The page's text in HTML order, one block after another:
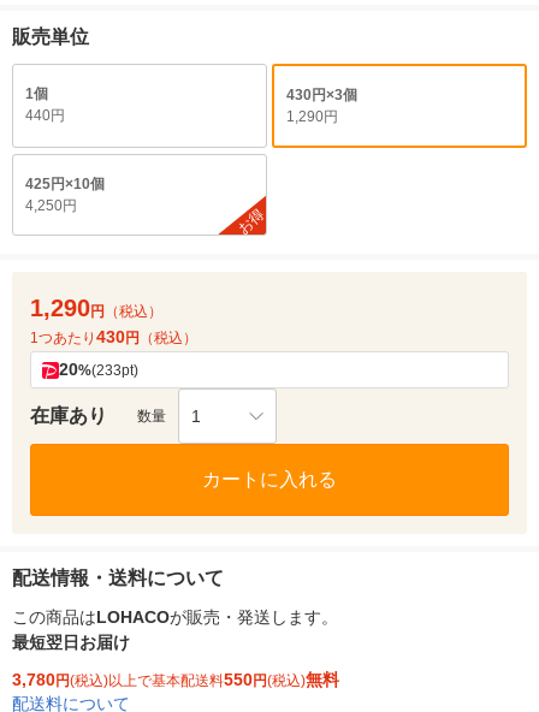
販売単位
1個
440円
430円×3個
1,290円
425円×10個
4,250円
お得
1,290円
（税込）
1つあたり 430円 （税込）
20%(233pt)
在庫あり 数量 1
カートに入れる
配送情報・送料について
この商品はLOHACOが販売・発送します。
最短翌日お届け
3,780円(税込)以上で基本配送料550円(税込)無料
配送料について